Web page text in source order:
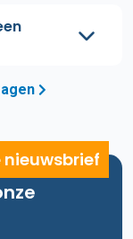
nieuwsbrief